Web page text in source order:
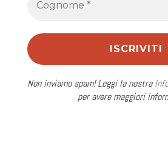
Non inviamo spam! Leggi la nostra
per avere maggiori